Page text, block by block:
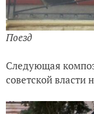
Поезд
Следующая
советской власти